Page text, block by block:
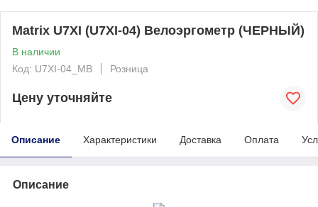
Matrix U7XI (U7XI-04) Велоэргометр (ЧЕРНЫЙ)
В наличии
Код: U7XI-04_MB
Розница
Цену уточняйте
Описание Характеристики Доставка Оплата
Описание